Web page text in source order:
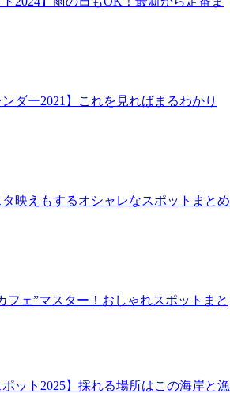
ダー2021】これを見ればまるわかり
タ映えもするオシャレなスポットまとめ
フェ”マスター！おしゃれスポットまと
ポット2025】採れる場所はこの海岸と漁